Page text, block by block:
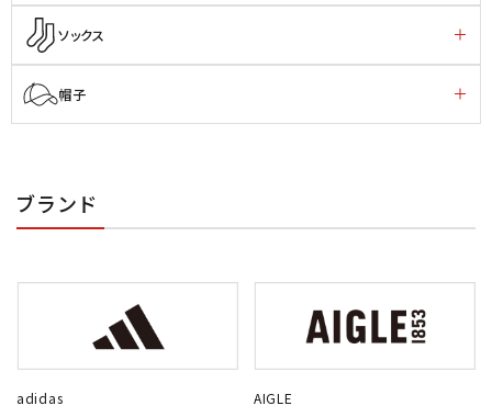
ソックス
帽子
ブランド
adidas AIGLE